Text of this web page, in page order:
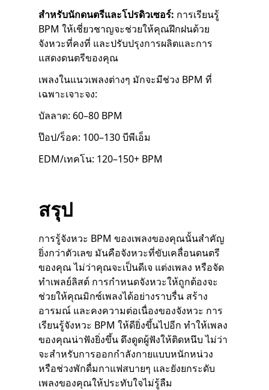
สำหรับนักดนตรีและโปรดิวเซอร์: การเรียนรู้
BPM ให้เชี่ยวชาญจะช่วยให้คุณฝึกฝนด้วย
จังหวะที่คงที่ และปรับปรุงการผลิตและการ
แสดงดนตรีของคุณ
เพลงในแนวเพลงต่างๆ มักจะมีช่วง BPM ที่
เฉพาะเจาะจง:
บัลลาด: 60–80 BPM
ป๊อป/ร็อค: 100–130 บีพีเอ็ม
EDM/เทคโน: 120–150+ BPM
สรุป
การรู้จังหวะ BPM ของเพลงของคุณนั้นสำคัญ
ยิ่งกว่าตัวเลข มันคือจังหวะที่ขับเคลื่อนดนตรี
ของคุณ ไม่ว่าคุณจะเป็นดีเจ แต่งเพลง หรือจัด
ทำเพลย์ลิสต์ การกำหนดจังหวะให้ถูกต้องจะ
ช่วยให้คุณมิกซ์เพลงได้อย่างราบรื่น สร้าง
อารมณ์ และคงความต่อเนื่องของจังหวะ การ
เรียนรู้จังหวะ BPM ให้ดียิ่งขึ้นไปอีก ทำให้เพลง
ของคุณน่าฟังยิ่งขึ้น ดึงดูดผู้ฟังให้ติดหนึบ ไม่ว่า
จะสำหรับการออกกำลังกายแบบหนักหน่วง
หรือช่วงพักดื่มกาแฟสบายๆ และยังยกระดับ
เพลงของคุณให้ประทับใจไม่รู้ลืม